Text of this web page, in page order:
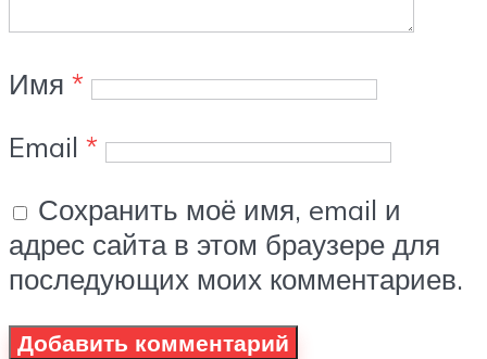
Имя *
Email *
Сохранить моё имя, email и
адрес сайта в этом браузере для
последующих моих комментариев.